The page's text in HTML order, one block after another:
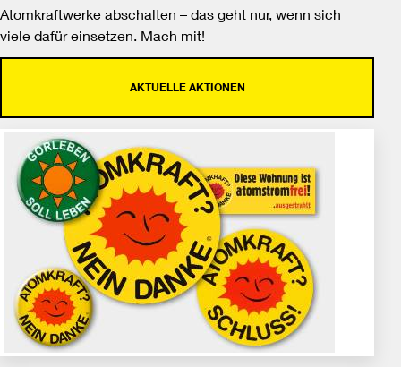
Atomkraftwerke abschalten – das geht nur, wenn sich
viele dafür einsetzen. Mach mit!
AKTUELLE AKTIONEN